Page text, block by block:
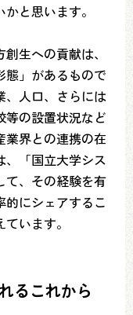
と思います。
生への貢献は、
態」があるもので
、人口、さらには
等の設置状況など
業界との連携の在
、「国立大学シス
て、その経験を有
的にシェアするこ
います。
るこれから